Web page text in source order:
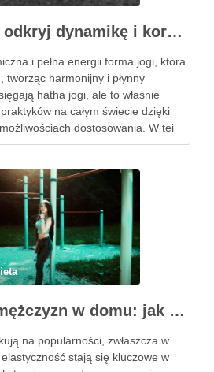
Joga Vinyasa – odkryj dynamikę i korzyści tej praktyki
i pełna energii forma jogi, która
tworząc harmonijny i płynny
hatha jogi, ale to właśnie
na całym świecie dzięki
dostosowania. W tej
zsynchronizowany z oddechem, co
Ćwiczenia dla mężczyzn w domu: jak zacząć i utrzymać motywację
na popularności, zwłaszcza w
stają się kluczowe w